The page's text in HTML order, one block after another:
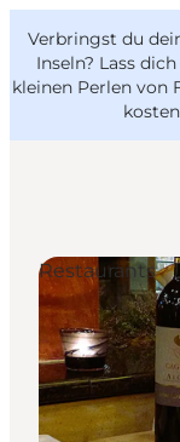
Verbringst du
Inseln? Lass
kleinen Perlen von
Reise
Outdoor &
Essen &
VisitFyn
Deutsch
Restaurants